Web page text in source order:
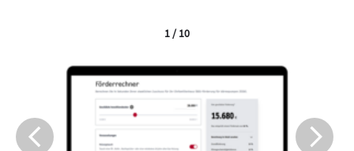
1 / 10